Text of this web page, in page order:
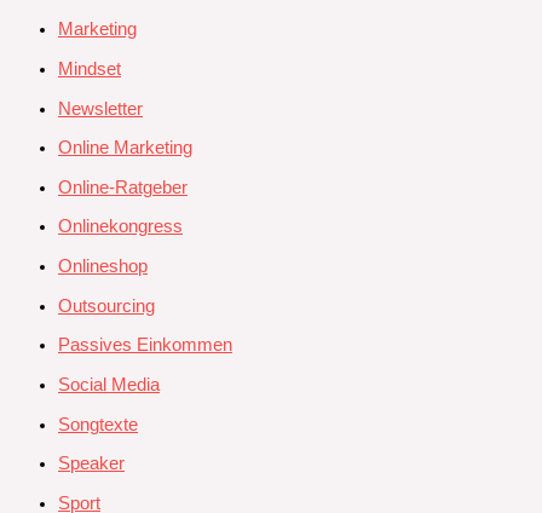
Marketing
Mindset
Newsletter
Online Marketing
Online-Ratgeber
Onlinekongress
Onlineshop
Outsourcing
Passives Einkommen
Social Media
Songtexte
Speaker
Sport